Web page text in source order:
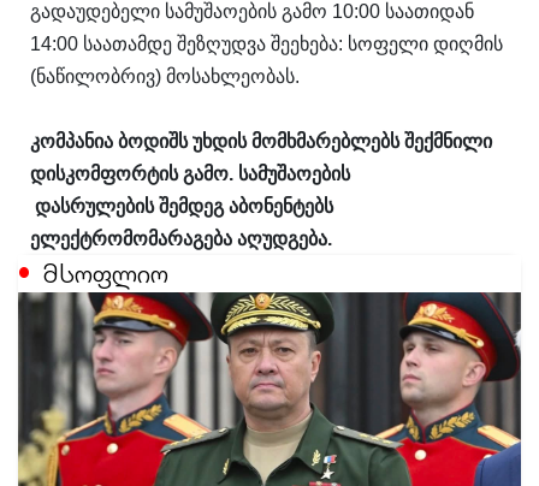
გადაუდებელი სამუშაოების გამო 10:00 საათიდან
14:00 საათამდე შეზღუდვა შეეხება: სოფელი დიღმის
(ნაწილობრივ) მოსახლეობას.
კომპანია ბოდიშს უხდისმომხმარებლებს შექმნილი
დისკომფორტის გამო. სამუშაოების
დასრულების შემდეგ აბონენტებს
ელექტრომომარაგება აღუდგება.
მსოფლიო